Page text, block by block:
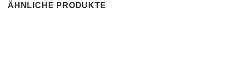
ÄHNLICHE PRODUKTE